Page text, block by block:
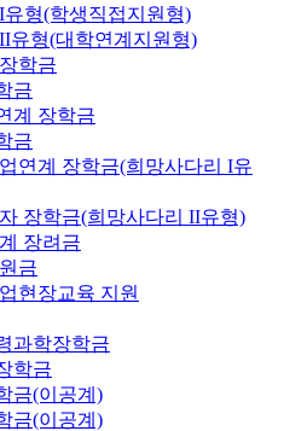
형(학생직접지원형)
유형(대학연계지원형)
학금
금
계 장학금
금
연계 장학금(희망사다리 I유
장학금(희망사다리 II유형)
장려금
금
현장교육 지원
과학장학금
학금
금(이공계)
금(이공계)